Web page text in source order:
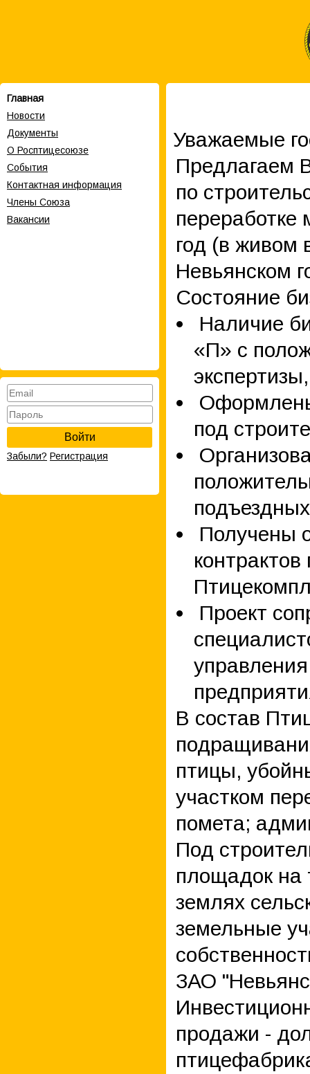
Главная
Новости
Документы
О Росптицесоюзе
События
Контактная информация
Члены Cоюза
Вакансии
Войти
Забыли? Регистрация
Уважаемые
Предлагаем
по
год (в живом
Невьянском
Состояние
Наличие
«П» с
под
Получены
Проект
В состав
птицы,
участком
помета;
Под
площадок на
землях
земельные
ЗАО
продажи -